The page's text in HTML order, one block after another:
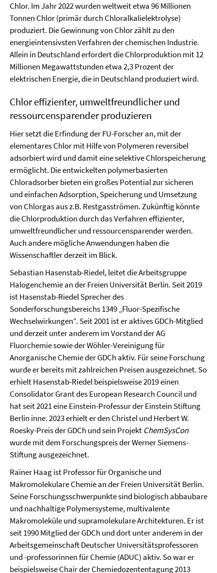
Chlor. Im Jahr 2022 wurden weltweit etwa 96 Millionen
Tonnen Chlor (primär durch Chloralkalielektrolyse)
produziert. Die Gewinnung von Chlor zählt zu den
energieintensivsten Verfahren der chemischen Industrie.
Allein in Deutschland erfordert die Chlorproduktion mit 12
Millionen Megawattstunden etwa 2,3 Prozent der
elektrischen Energie, die in Deutschland produziert wird.
Chlor effizienter, umweltfreundlicher und
ressourcensparender produzieren
Hier setzt die Erfindung der FU-Forscher an, mit der
elementares Chlor mit Hilfe von Polymeren reversibel
adsorbiert wird und damit eine selektive Chlorspeicherung
ermöglicht. Die entwickelten polymerbasierten
Chloradsorber bieten ein großes Potential zur sicheren
und einfachen Adsorption, Speicherung und Umsetzung
von Chlorgas aus z.B. Restgasströmen. Zukünftig könnte
die Chlorproduktion durch das Verfahren effizienter,
umweltfreundlicher und ressourcensparender werden.
Auch andere mögliche Anwendungen haben die
Wissenschaftler derzeit im Blick.
Sebastian Hasenstab-Riedel, leitet die Arbeitsgruppe
Halogenchemie an der Freien Universität Berlin. Seit 2019
ist Hasenstab-Riedel Sprecher des
Sonderforschungsbereichs 1349 „Fluor-Spezifische
Wechselwirkungen“. Seit 2001 ist er aktives GDCh-Mitglied
und derzeit unter anderem im Vorstand der AG
Fluorchemie sowie der Wöhler-Vereinigung für
Anorganische Chemie der GDCh aktiv. Für seine Forschung
wurde er bereits mit zahlreichen Preisen ausgezeichnet. So
erhielt Hasenstab-Riedel beispielsweise 2019 einen
Consolidator Grant des European Research Council und
hat seit 2021 eine Einstein-Professur der Einstein Stiftung
Berlin inne. 2023 erhielt er den Christel und Herbert W.
Roesky-Preis der GDCh und sein Projekt ChemSysCon
wurde mit dem Forschungspreis der Werner Siemens-
Stiftung ausgezeichnet.
Rainer Haag ist Professor für Organische und
Makromolekulare Chemie an der Freien Universität Berlin.
Seine Forschungsschwerpunkte sind biologisch abbaubare
und nachhaltige Polymersysteme, multivalente
Makromoleküle und supramolekulare Architekturen. Er ist
seit 1990 Mitglied der GDCh und dort unter anderem in der
Arbeitsgemeinschaft Deutscher Universitätsprofessoren
und -professorinnen für Chemie (ADUC) aktiv. So war er
beispielsweise Chair der Chemiedozententagung 2013